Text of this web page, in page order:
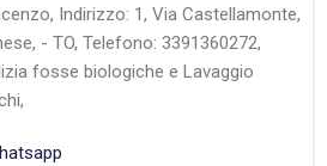
Indirizzo: 1, Via Castellamonte,
- TO, Telefono: 3391360272,
fosse biologiche e Lavaggio